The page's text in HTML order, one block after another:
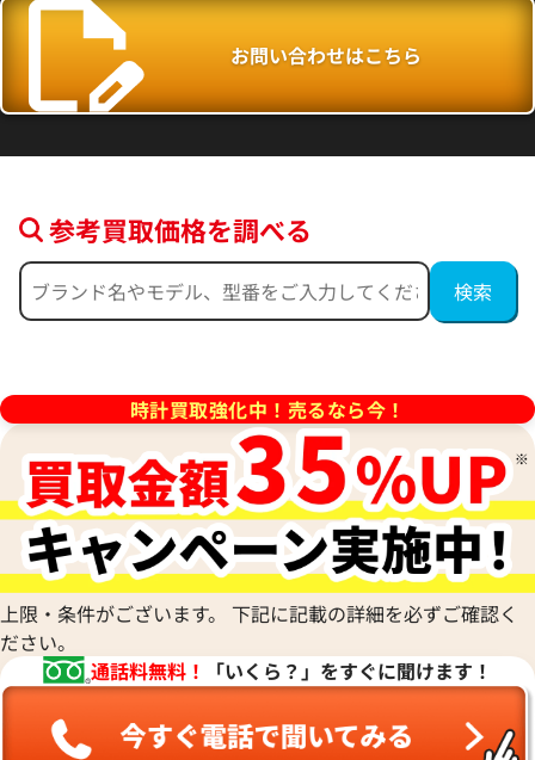
ラルズカップ 36.610.21 V-
合わせください
電話で聞く
お問い合わせはこちら
参考買取価格を調べる
時計買取強化中！売るなら今！
上限・条件がございます。 下記に記載の詳細を必ずご確認く
ださい。
通話料無料！
「いくら？」をすぐに聞けます！